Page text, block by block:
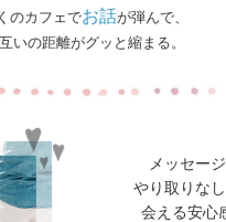
のカフェでお話が弾んで、
いの距離がグッと縮まる。
メッセー
やり取りなし
会える安心